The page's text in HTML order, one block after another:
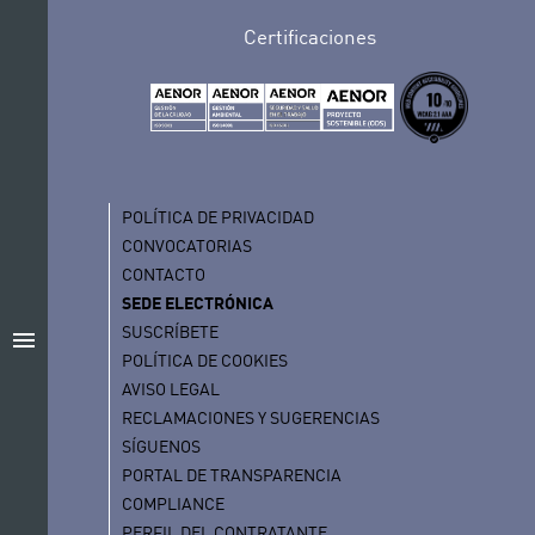
menu
Certificaciones
POLÍTICA DE PRIVACIDAD
CONVOCATORIAS
CONTACTO
SEDE ELECTRÓNICA
SUSCRÍBETE
POLÍTICA DE COOKIES
AVISO LEGAL
RECLAMACIONES Y SUGERENCIAS
SÍGUENOS
PORTAL DE TRANSPARENCIA
COMPLIANCE